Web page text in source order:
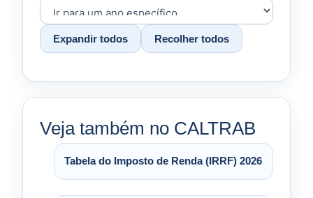
Expandir todos Recolher todos
Veja também no CALTRAB
Tabela do Imposto de Renda (IRRF) 2026